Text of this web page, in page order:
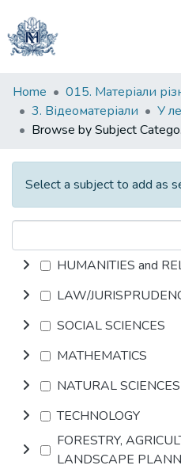
Communities
&
Collections
All of DSpace
Home
3. Відеоматеріали
Select a subject to add as
HUMANITIES and
LAW/
SOCIAL SCIENCES
MATHEMATICS
NATURAL SCIENCES
TECHNOLOGY
FORESTRY,
LANDSCAPE